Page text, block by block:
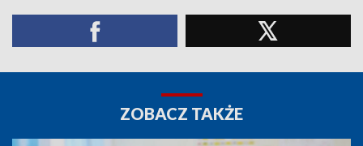
ZOBACZ TAKŻE